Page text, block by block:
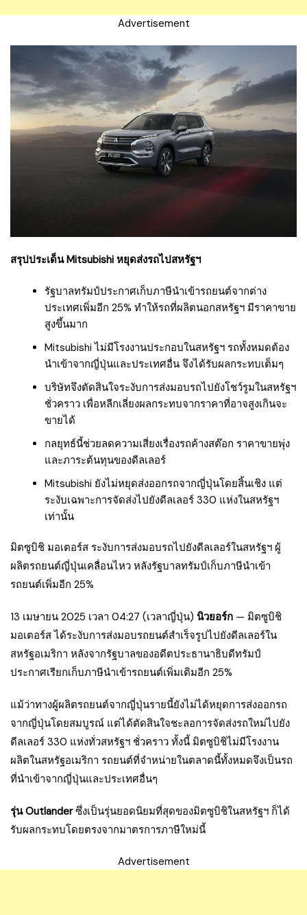
Advertisement
สรุปประเด็น Mitsubishi หยุดส่งรถไปสหรัฐฯ
รัฐบาลทรัมป์ประกาศเก็บภาษีนำเข้ารถยนต์จากต่าง
ประเทศเพิ่มอีก 25% ทำให้รถที่ผลิตนอกสหรัฐฯ มีราคาขาย
สูงขึ้นมาก
Mitsubishi ไม่มีโรงงานประกอบในสหรัฐฯ รถทั้งหมดต้อง
นำเข้าจากญี่ปุ่นและประเทศอื่น จึงได้รับผลกระทบเต็มๆ
บริษัทจึงตัดสินใจระงับการส่งมอบรถไปยังโชว์รูมในสหรัฐฯ
ชั่วคราว เพื่อหลีกเลี่ยงผลกระทบจากราคาที่อาจสูงเกินจะ
ขายได้
กลยุทธ์นี้ช่วยลดความเสี่ยงเรื่องรถค้างสต๊อก ราคาขายพุ่ง
และภาระต้นทุนของดีลเลอร์
Mitsubishi ยังไม่หยุดส่งออกรถจากญี่ปุ่นโดยสิ้นเชิง แต่
ระงับเฉพาะการจัดส่งไปยังดีลเลอร์ 330 แห่งในสหรัฐฯ
เท่านั้น
มิตซูบิชิ มอเตอร์ส ระงับการส่งมอบรถไปยังดีลเลอร์ในสหรัฐฯ ผู้
ผลิตรถยนต์ญี่ปุ่นเคลื่อนไหว หลังรัฐบาลทรัมป์เก็บภาษีนำเข้า
รถยนต์เพิ่มอีก 25%
13 เมษายน 2025 เวลา 04:27 (เวลาญี่ปุ่น) นิวยอร์ก — มิตซูบิชิ
มอเตอร์ส ได้ระงับการส่งมอบรถยนต์สำเร็จรูปไปยังดีลเลอร์ใน
สหรัฐอเมริกา หลังจากรัฐบาลของอดีตประธานาธิบดีทรัมป์
ประกาศเรียกเก็บภาษีนำเข้ารถยนต์เพิ่มเติมอีก 25%
แม้ว่าทางผู้ผลิตรถยนต์จากญี่ปุ่นรายนี้ยังไม่ได้หยุดการส่งออกรถ
จากญี่ปุ่นโดยสมบูรณ์ แต่ได้ตัดสินใจชะลอการจัดส่งรถใหม่ไปยัง
ดีลเลอร์ 330 แห่งทั่วสหรัฐฯ ชั่วคราว ทั้งนี้ มิตซูบิชิไม่มีโรงงาน
ผลิตในสหรัฐอเมริกา รถยนต์ที่จำหน่ายในตลาดนี้ทั้งหมดจึงเป็นรถ
ที่นำเข้าจากญี่ปุ่นและประเทศอื่นๆ
รุ่น Outlanderซึ่งเป็นรุ่นยอดนิยมที่สุดของมิตซูบิชิในสหรัฐฯ ก็ได้
รับผลกระทบโดยตรงจากมาตรการภาษีใหม่นี้
Advertisement